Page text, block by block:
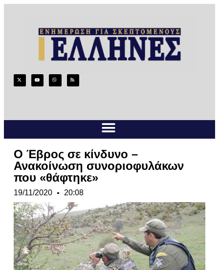
Ο Έβρος σε κίνδυνο –
Ανακοίνωση συνοριοφυλάκων
που «θάφτηκε»
19/11/2020 20:08